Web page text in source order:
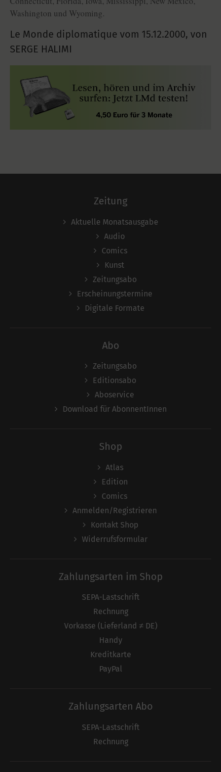
Washington und Wyoming.
Le Monde diplomatique vom 15.12.2000, von
SERGE HALIMI
Zeitung
Aktuelle Monatsausgabe
Audio
Comics
Kunst
Zeitungsabo
Erscheinungstermine
Digitale Formate
Abo
Zeitungsabo
Editionsabo
Aboservice
Download für AbonnentInnen
Shop
Atlas
Edition
Comics
Anmelden/Registrieren
Kontakt Shop
Widerrufsformular
Zahlungsarten im Shop
SEPA-Lastschrift
Rechnung
Vorkasse (Lieferland ≠ DE)
Handy
Kreditkarte
PayPal
Zahlungsarten Abo
SEPA-Lastschrift
Rechnung